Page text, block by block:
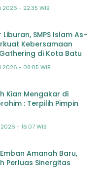
2026 - 22:35 WIB
SMPS Islam As-
Kebersamaan
di Kota Batu
2026 - 08:05 WIB
Kian Mengakar di
: Terpilih Pimpin
- 16:07 WIB
Amanah Baru,
Perluas Sinergitas